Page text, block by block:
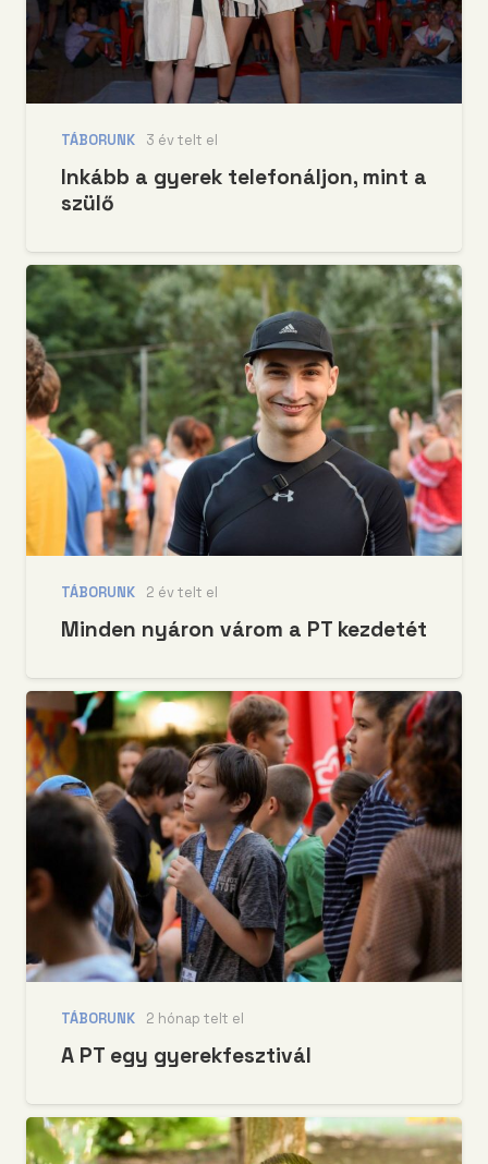
TÁBORUNK 3 év telt el
Inkább a gyerek telefonáljon, mint a
szülő
TÁBORUNK 2 év telt el
Minden nyáron várom a PT kezdetét
TÁBORUNK 2 hónap telt el
A PT egy gyerekfesztivál